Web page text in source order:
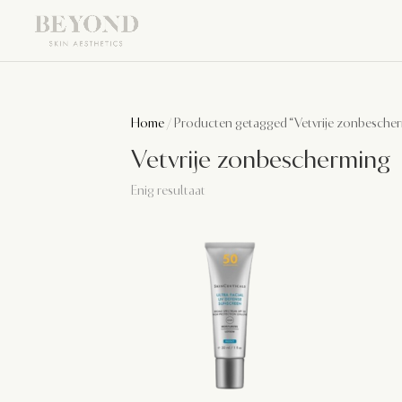
Home / Producten getagged “Vetvrije
Vetvrije zonbescherming
Enig resultaat